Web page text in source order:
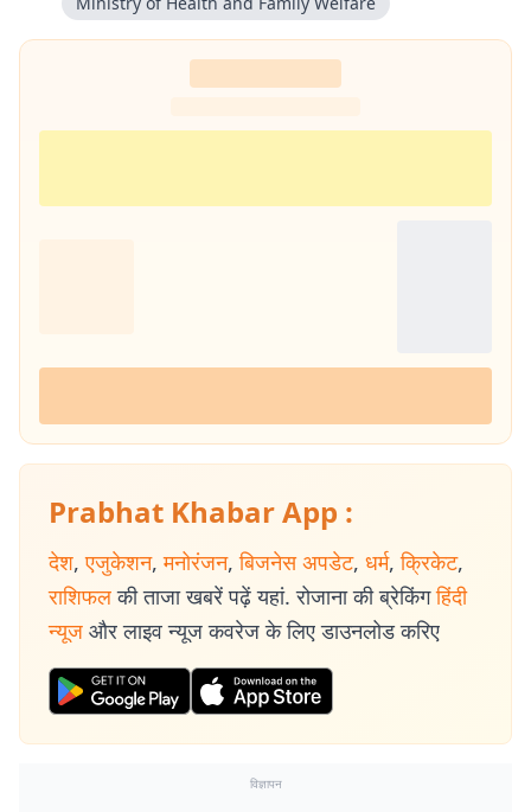
Prabhat Khabar App :
देश, एजुकेशन, मनोरंजन, बिजनेस अपडेट, धर्म, क्रिकेट,
राशिफल की ताजा खबरें पढ़ें यहां. रोजाना की ब्रेकिंग हिंदी
न्यूज और लाइव न्यूज कवरेज के लिए डाउनलोड करिए
विज्ञापन